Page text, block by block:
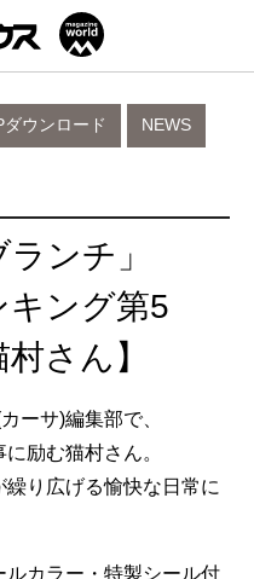
NEWS
ダウンロード
ンチ」
キング第5
さん】
ーサ)編集部で、
励む猫村さん。
り広げる愉快な日常に
カラー・特製シール付